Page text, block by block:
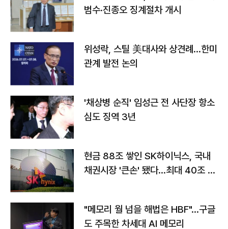
범수·진종오 징계절차 개시
위성락, 스틸 美대사와 상견례…한미
관계 발전 논의
'채상병 순직' 임성근 전 사단장 항소
심도 징역 3년
현금 88조 쌓인 SK하이닉스, 국내
채권시장 '큰손' 됐다…최대 40조 투
"메모리 월 넘을 해법은 HBF"…구글
도 주목한 차세대 AI 메모리